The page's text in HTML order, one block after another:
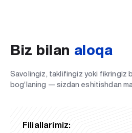
Biz bilan aloqa
Savolingiz, taklifingiz yoki fikringiz
bog‘laning — sizdan eshitishdan
Filiallarimiz: